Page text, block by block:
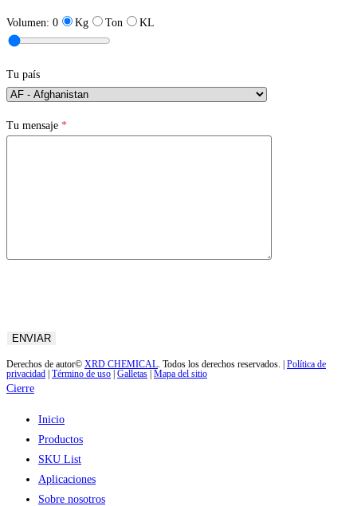
Volumen: 0 Kg Ton KL
Tu país
Tu mensaje *
Derechos de autor© XRD CHEMICAL. Todos los derechos reservados. | Política de
privacidad | Término de uso | Galletas | Mapa del sitio
Cierre
Inicio
Productos
SKU List
Aplicaciones
Sobre nosotros